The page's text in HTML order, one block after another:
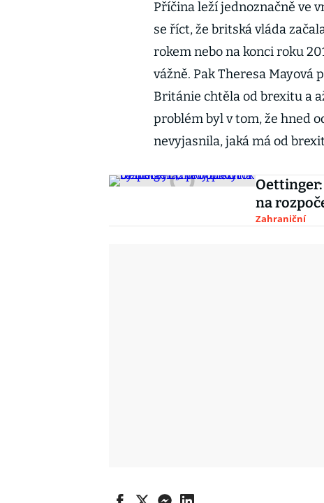
Příčina leží jednoznačně ve
se říct, že britská vláda
rokem nebo na konci roku
vážně. Pak Theresa Mayová
Británie chtěla od brexitu a
problém byl v tom, že hned
nevyjasnila, jaká má od
na
Zahraniční